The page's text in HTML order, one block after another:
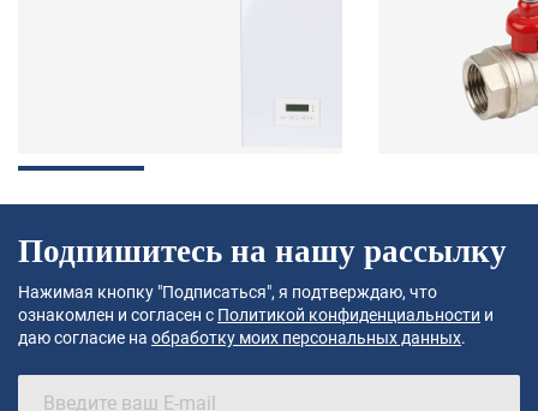
Подпишитесь на нашу рассылку
Нажимая кнопку "Подписаться", я подтверждаю, что
ознакомлен и согласен с Политикой конфиденциальности и
даю согласие на обработку моих персональных данных.